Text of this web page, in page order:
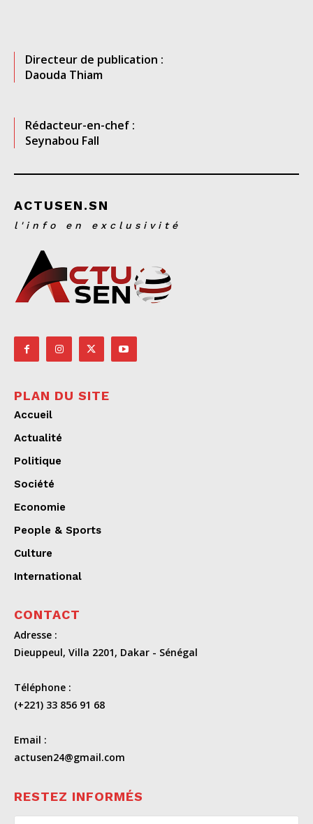
Directeur de publication :
Daouda Thiam
Rédacteur-en-chef :
Seynabou Fall
ACTUSEN.SN
l'info en exclusivité
PLAN DU SITE
Accueil
Actualité
Politique
Société
Economie
People & Sports
Culture
International
CONTACT
Adresse :
Dieuppeul, Villa 2201, Dakar - Sénégal
Téléphone :
(+221) 33 856 91 68
Email :
actusen24@gmail.com
RESTEZ INFORMÉS